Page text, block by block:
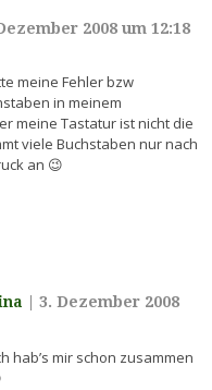
2008 um 12:18
meine Fehler bzw
in meinem
meine Tastatur ist nicht die
viele Buchstaben nur nach
an 😉
3. Dezember 2008
hab’s mir schon zusammen